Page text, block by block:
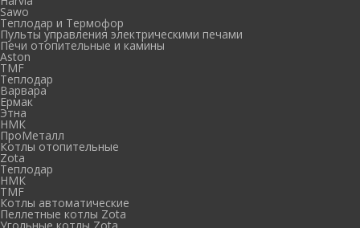
Sawo
Теплодар и Термофор
Пульты управления электрическими печами
Печи отопительные и камины
Aston
TMF
Теплодар
Варвара
Ермак
Этна
НМК
ПроМеталл
Котлы отопительные
Zota
Теплодар
НМК
TMF
Котлы автоматические
Пеллетные котлы Zota